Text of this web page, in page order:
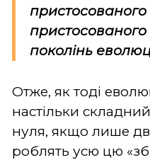
пристосованого
поколінь
Отже, як тоді
настільки
нуля, якщо лише
роблять усю цю